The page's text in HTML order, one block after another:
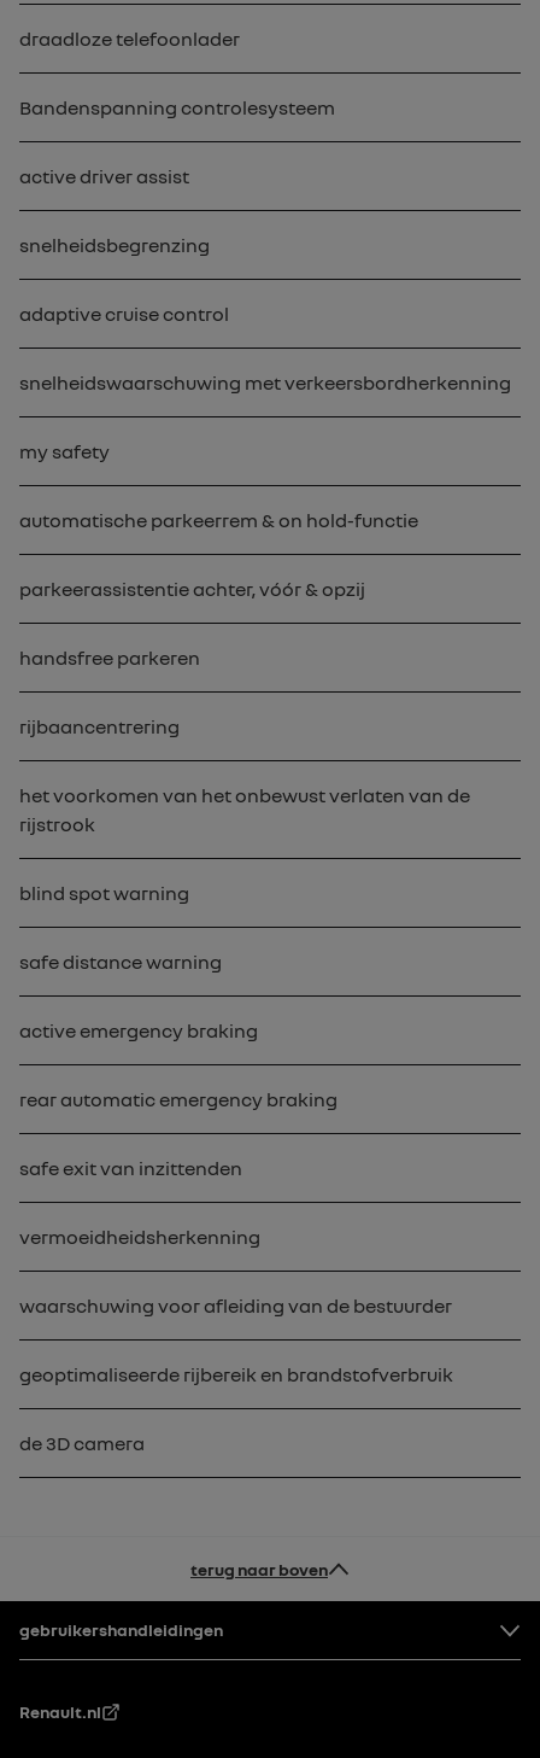
draadloze telefoonlader
Bandenspanning controlesysteem
active driver assist
snelheidsbegrenzing
adaptive cruise control
snelheidswaarschuwing met verkeersbordherkenning
my safety
automatische parkeerrem & on hold-functie
parkeerassistentie achter, vóór & opzij
handsfree parkeren
rijbaancentrering
het voorkomen van het onbewust verlaten van de
rijstrook
blind spot warning
safe distance warning
active emergency braking
rear automatic emergency braking
safe exit van inzittenden
vermoeidheidsherkenning
waarschuwing voor afleiding van de bestuurder
geoptimaliseerde rijbereik en brandstofverbruik
de 3D camera
terug naar boven
Voettekst
gebruikershandleidingen
Renault.nl